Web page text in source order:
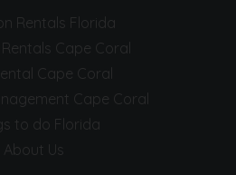
Rentals Florida
Cape Coral
Cape Coral
Cape Coral
to do Florida
About Us